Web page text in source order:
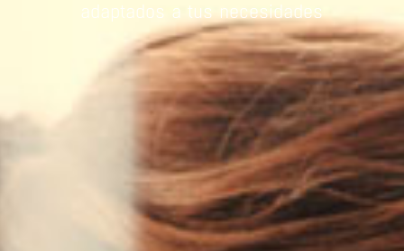
adaptados a tus necesidades